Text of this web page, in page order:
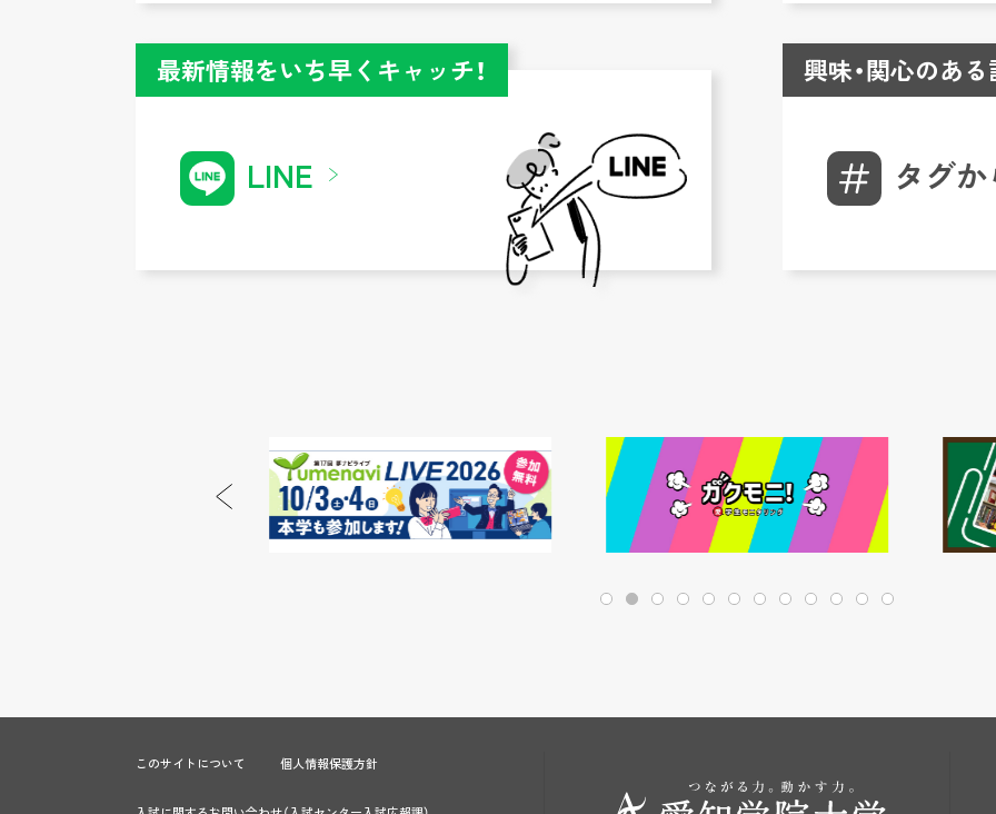
最新情報をいち早くキャッチ！
LINE
興味・関心のあ
タグ
このサイトについて 個人情報保護方針